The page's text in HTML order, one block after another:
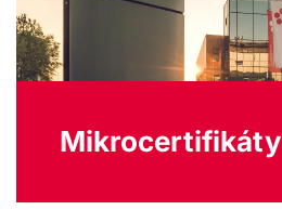
Mikrocertifikáty